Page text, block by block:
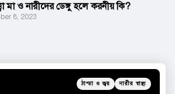
মা ও নারীদের ডেঙ্গু হলে করনীয় কি?
8, 2023
Categories
Posted
in
ঠান্ডা ও জ্বর নারীর স্বাস্থ্য